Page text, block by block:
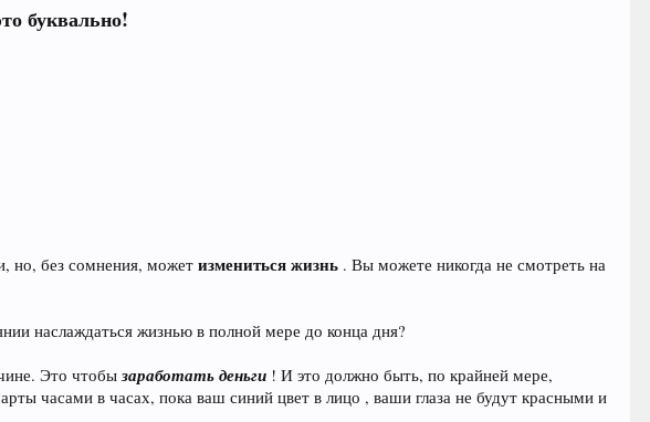
буквально!
но, без сомнения, можетизмениться жизнь . Вы можете никогда не смотреть на
наслаждаться жизнью в полной мере до конца дня?
Это чтобызаработать деньги ! И это должно быть, по крайней мере,
часами в часах, пока ваш синий цвет в лицо , ваши глаза не будут красными и